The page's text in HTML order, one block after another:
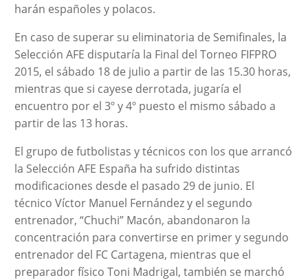
harán españoles y polacos.
En caso de superar su eliminatoria de Semifinales, la
Selección AFE disputaría la Final del Torneo FIFPRO
2015, el sábado 18 de julio a partir de las 15.30 horas,
mientras que si cayese derrotada, jugaría el
encuentro por el 3º y 4º puesto el mismo sábado a
partir de las 13 horas.
El grupo de futbolistas y técnicos con los que arrancó
la Selección AFE España ha sufrido distintas
modificaciones desde el pasado 29 de junio. El
técnico Víctor Manuel Fernández y el segundo
entrenador, “Chuchi” Macón, abandonaron la
concentración para convertirse en primer y segundo
entrenador del FC Cartagena, mientras que el
preparador físico Toni Madrigal, también se marchó